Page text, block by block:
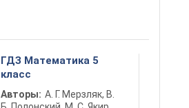
ГДЗ Математика 5
класс
Авторы: А. Г. Мерзляк, В.